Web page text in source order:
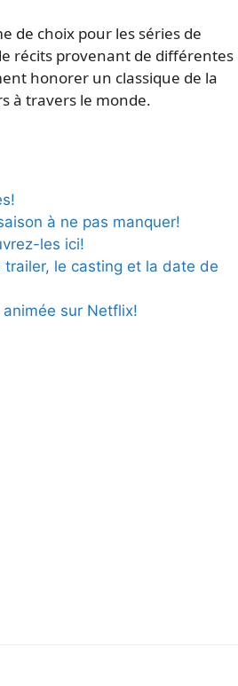
de choix pour les séries de
récits provenant de différentes
honorer un classique de la
à travers le monde.
à ne pas manquer!
les ici!
le casting et la date de
sur Netflix!